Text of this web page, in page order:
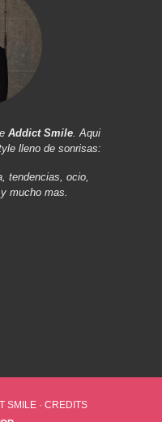
Addict Smile. Aqui
lleno de sonrisas:
tendencias, ocio,
mucho mas.
SMILE · CREDITS